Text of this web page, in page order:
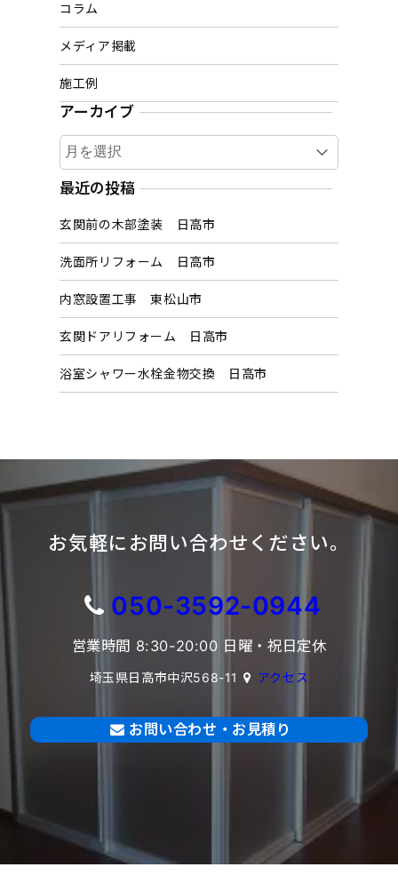
コラム
メディア掲載
施工例
アーカイブ
ア
ー
カ
ブ
最近の投稿
玄関前の木部塗装 日高市
洗面所リフォーム 日高市
内窓設置工事 東松山市
玄関ドアリフォーム 日高市
浴室シャワー水栓金物交換 日高市
お気軽にお問い合わせください。
050-3592-0944
営業時間 8:30-20:00 日曜・祝日定休
埼玉県日高市中沢568-11 アクセス
お問い合わせ・お見積り